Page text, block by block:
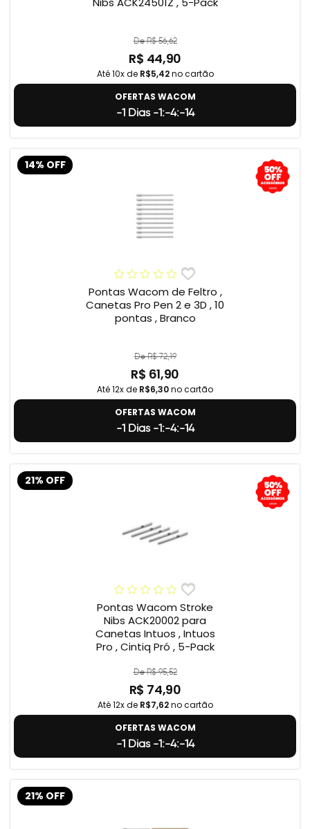
De R$ 56,62
R$ 44,90
Até 10x de R$5,42no cartão
OFERTAS WACOM
-1 Dias -1:-4:-15
14% OFF
Pontas Wacom de Feltro ,
Canetas Pro Pen 2 e 3D , 10
pontas , Branco
De R$ 72,19
R$ 61,90
Até 12x de R$6,30no cartão
OFERTAS WACOM
-1 Dias -1:-4:-15
21% OFF
Pontas Wacom Stroke
Nibs ACK20002 para
Canetas Intuos , Intuos
Pro , Cintiq Pró , 5-Pack
De R$ 95,52
R$ 74,90
Até 12x de R$7,62no cartão
OFERTAS WACOM
-1 Dias -1:-4:-15
21% OFF